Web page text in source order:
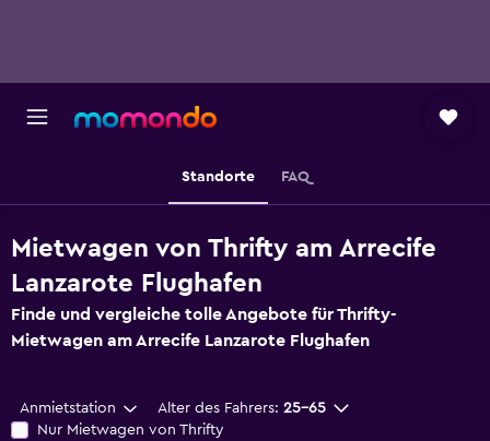
Standorte FAQ
Mietwagen von Thrifty am Arrecife
Lanzarote Flughafen
Finde und vergleiche tolle Angebote für Thrifty-
Mietwagen am Arrecife Lanzarote Flughafen
Anmietstation Alter des Fahrers: 25-65
Nur Mietwagen von Thrifty